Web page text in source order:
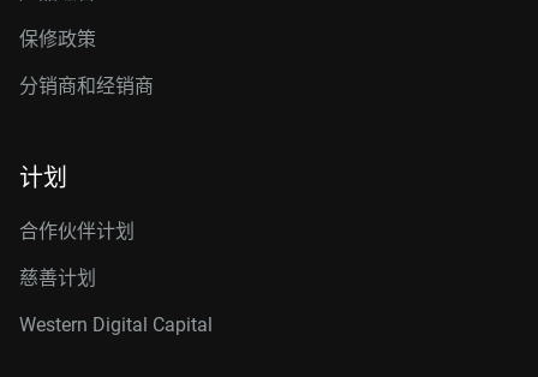
保修政策
分销商和经销商
计划
合作伙伴计划
慈善计划
Western Digital Capital